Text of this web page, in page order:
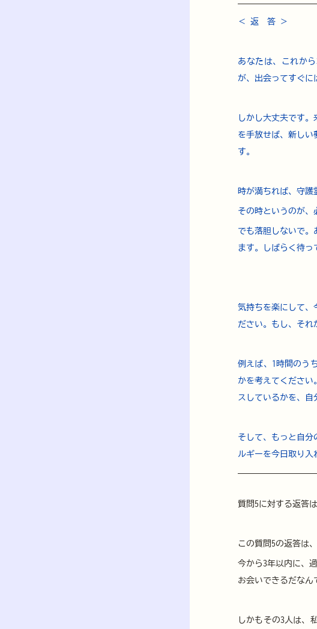
＜ 返　答 ＞
あなたは、これか
が、出会ってすぐに
しかし大丈夫です
を手放せば、新しい
す。
時が満ちれば、守護
その時というのが、
でも落胆しないで。
ます。しばらく待っ
気持ちを楽にして、
ださい。もし、それ
例えば、1時間のう
かを考えてください
スしているかを、自
そして、もっと自分
ルギーを今日取り入
質問5に対する返答
この質問5の返答は
今から3年以内に、
お会いできるだなん
しかもその3人は、